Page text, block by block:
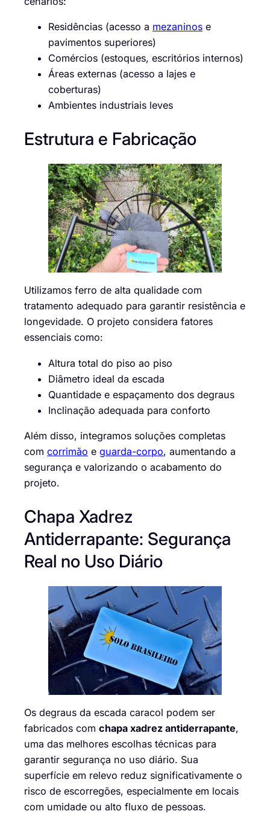
Residências (acesso a mezaninos e
pavimentos superiores)
Comércios (estoques, escritórios internos)
Áreas externas (acesso a lajes e
coberturas)
Ambientes industriais leves
Estrutura e Fabricação
Utilizamos ferro de alta qualidade com
tratamento adequado para garantir resistência e
longevidade. O projeto considera fatores
essenciais como:
Altura total do piso ao piso
Diâmetro ideal da escada
Quantidade e espaçamento dos degraus
Inclinação adequada para conforto
Além disso, integramos soluções completas
com corrimão e guarda-corpo, aumentando a
segurança e valorizando o acabamento do
projeto.
Chapa Xadrez
Antiderrapante: Segurança
Real no Uso Diário
Os degraus da escada caracol podem ser
fabricados com chapa xadrez antiderrapante,
uma das melhores escolhas técnicas para
garantir segurança no uso diário. Sua
superfície em relevo reduz significativamente o
risco de escorregões, especialmente em locais
com umidade ou alto fluxo de pessoas.